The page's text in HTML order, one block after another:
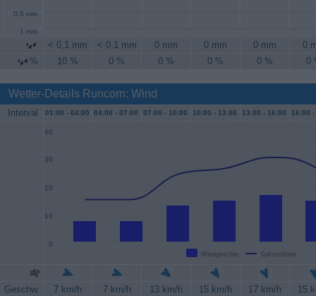
0.5 mm
1 mm
< 0,1 mm < 0,1 mm 0 mm 0 mm 0 mm
0
%
10 % 0 % 0 % 0 % 0 % 0
Wetter-Details Runcorn: Wind
Interval 01:00 - 04:00 04:00 - 07:00 07:00 - 10:00 10:00 - 13:00 13:00 - 16:00 16:00 -
Windgeschw. Spitzenböen
0
10
20
30
40
Geschw. 7 km/h 7 km/h 13 km/h 15 km/h 17 km/h
15